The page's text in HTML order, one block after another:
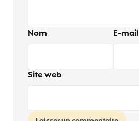
Nom E-mail
Site web